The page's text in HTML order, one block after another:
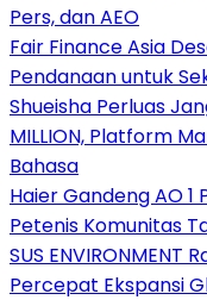
Pers, dan AEO
Fair Finance Asia
Pendanaan untuk
Shueisha Perluas
MILLION, Platform
Bahasa
Haier Gandeng AO 1
Petenis Komunitas
SUS ENVIRONMENT
Percepat Ekspansi